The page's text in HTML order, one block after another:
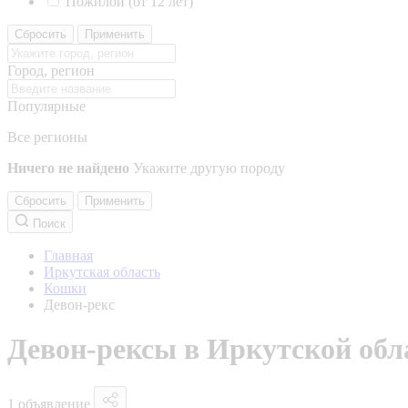
Сбросить Применить
Город, регион
Популярные
Все регионы
Ничего не найдено Укажите другую породу
Сбросить
Применить
Поиск
Главная
Иркутская область
Кошки
Девон-рекс
Девон-рексы в Иркутской
1 объявление